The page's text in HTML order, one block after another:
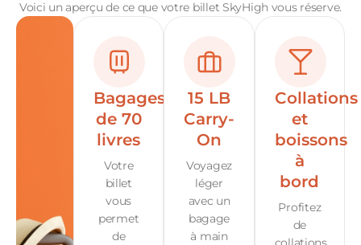
Voici un aperçu de ce que votre billet SkyHigh vous réserve.
Bagages
de 70
livres
Votre
billet
vous
permet
de
15 LB
Carry-
On
Voyagez
léger
avec un
bagage
à main
Collations
et
boissons
à
bord
Profitez
de